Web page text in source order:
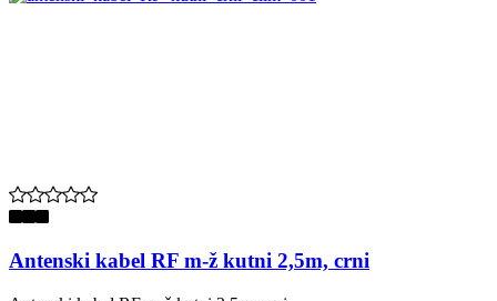
Antenski kabel RF m-ž kutni 2,5m, crni